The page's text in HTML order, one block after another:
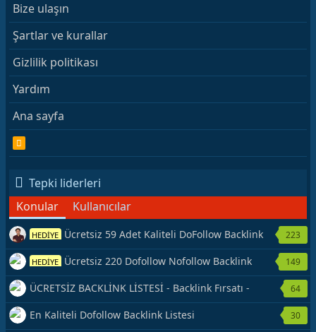
Bize ulaşın
Şartlar ve kurallar
Gizlilik politikası
Yardım
Ana sayfa
S
Tepki liderleri
Konular
Kullanıcılar
HEDİYE Ücretsiz 59 Adet Kaliteli DoFollow Backlink
Kaynağı Veriyorum.
223
HEDİYE Ücretsiz 220 Dofollow Nofollow Backlink
Veriyorum
149
ÜCRETSİZ BACKLİNK LİSTESİ - Backlink Fırsatı -
Hemen Yetiş!
64
En Kaliteli Dofollow Backlink Listesi 30